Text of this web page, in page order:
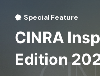
Special Feature
CINRA
Edition